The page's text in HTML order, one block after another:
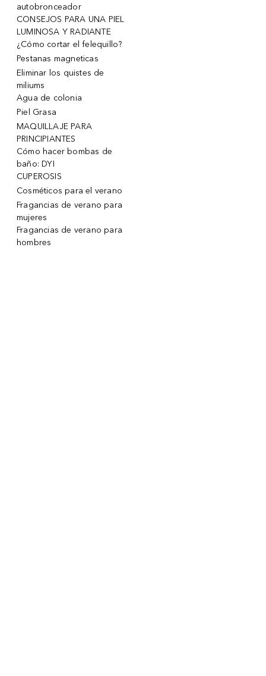
autobronceador
CONSEJOS PARA UNA PIEL
LUMINOSA Y RADIANTE
¿Cómo cortar el felequillo?
Pestanas magneticas
Eliminar los quistes de
miliums
Agua de colonia
Piel Grasa
MAQUILLAJE PARA
PRINCIPIANTES
Cómo hacer bombas de
baño: DYI
CUPEROSIS
Cosméticos para el verano
Fragancias de verano para
mujeres
Fragancias de verano para
hombres